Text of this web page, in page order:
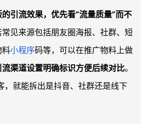
引流效果，优先看“流量质量”而不
见来源包括朋友圈海报、社群、短
料小程序码等，可以在推广物料上做
流渠道设置明确标识方便后续对比。
，就能拆出是抖音、社群还是线下